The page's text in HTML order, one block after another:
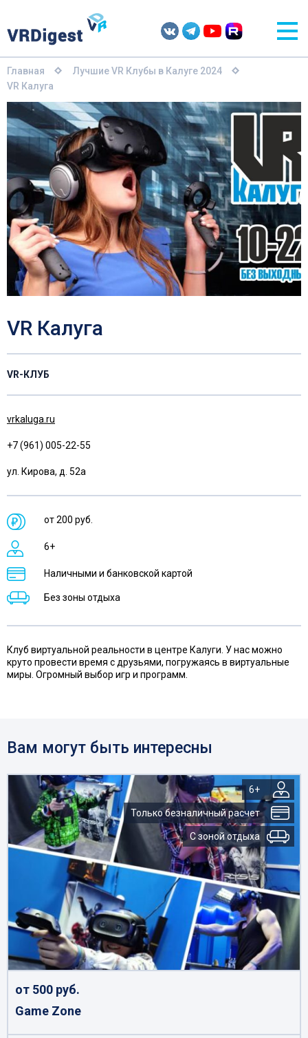
Главная
Лучшие VR Клубы в Калуге 2024
VR Калуга
VR Калуга
VR-КЛУБ
vrkaluga.ru
+7 (961) 005-22-55
ул. Кирова, д. 52а
от 200 руб.
6+
Наличными и банковской картой
Без зоны отдыха
Клуб виртуальной реальности в центре Калуги. У нас можно
круто провести время с друзьями, погружаясь в виртуальные
миры. Огромный выбор игр и программ.
Вам могут быть интересны
6+
Только безналичный расчет
С зоной отдыха
от 500 руб.
Game Zone